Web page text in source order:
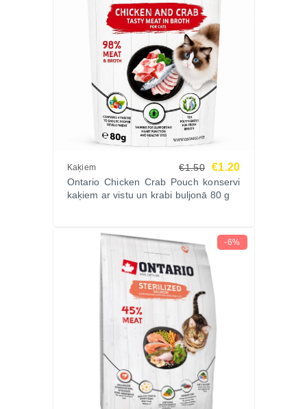
Kaķiem €1.50 €1.20
Ontario Chicken Crab Pouch konservi
kaķiem ar vistu un krabi buljonā 80 g
-6%